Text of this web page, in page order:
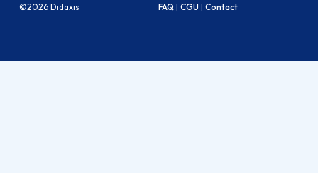
©2026 Didaxis FAQ | CGU | Contact